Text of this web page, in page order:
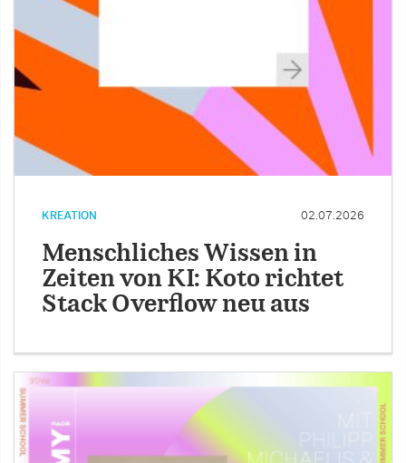
KREATION 02.07.2026
Menschliches Wissen in
Zeiten von KI: Koto richtet
Stack Overflow neu aus